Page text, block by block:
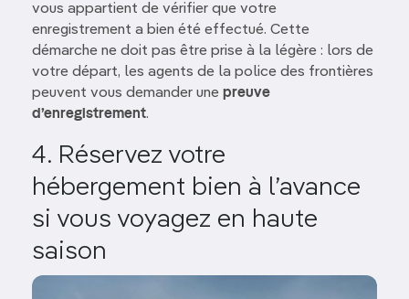
vous appartient de vérifier que votre
enregistrement a bien été effectué. Cette
démarche ne doit pas être prise à la légère : lors de
votre départ, les agents de la police des frontières
peuvent vous demander une preuve
d’enregistrement.
4. Réservez votre
hébergement bien à l’avance
si vous voyagez en haute
saison
Image